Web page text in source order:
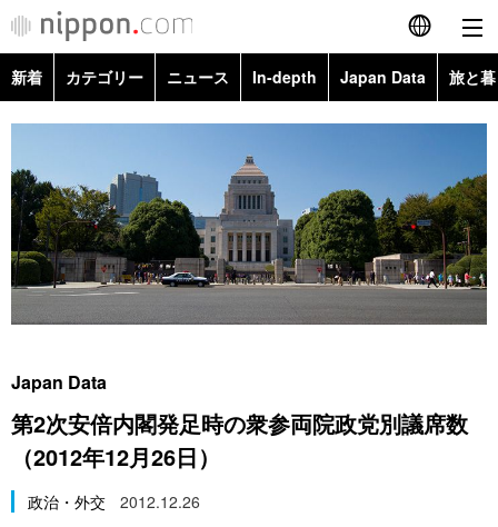
English
繁體字
Français
Español
Русский
カテゴリー
政治・外交
社会
ニュース
旅と暮らし
新着 カテゴリー ニュース In-depth Japan Data 旅と
政治・外交
経済・ビジネス
国際・海外
社会
科学・技術
暮らし
Topics
Images
People
Japan Data
第2次安倍内閣発足時の衆参両院政党別議席数
（2012年12月26日）
政治・外交 2012.12.26